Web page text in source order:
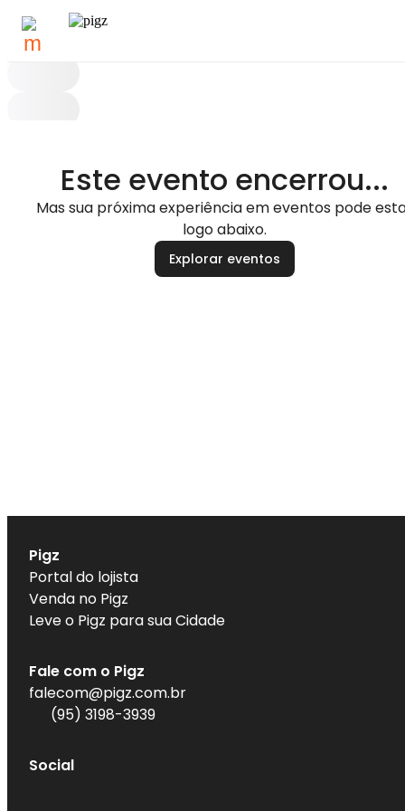
Este evento encerrou...
Mas sua próxima experiência em eventos pode
logo abaixo.
Explorar eventos
Pigz
Portal do lojista
Venda no Pigz
Leve o Pigz para sua Cidade
Fale com o Pigz
falecom@pigz.com.br
(95) 3198-3939
Social